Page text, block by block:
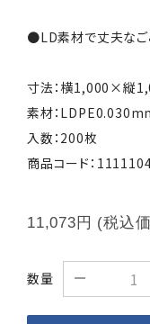
●LD素材で丈夫なご
寸法：横1,000×縦
素材：
入数：200枚
商品コード：
11,073円 (税込
数量